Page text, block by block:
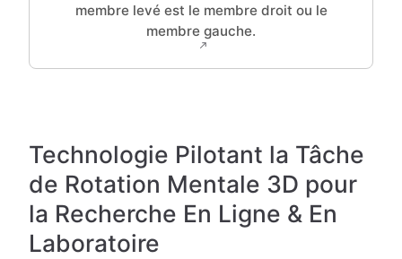
membre levé est le membre droit ou le
membre gauche.
Technologie Pilotant la Tâche
de Rotation Mentale 3D pour
la Recherche En Ligne & En
Laboratoire